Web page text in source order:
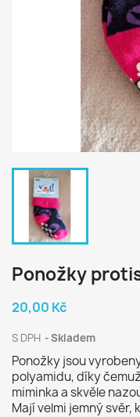
Ponožky
20,00 Kč
S DPH Skladem
Ponožky jsou
polyamidu, díky
miminka a skvěle
Mají velmi jemný